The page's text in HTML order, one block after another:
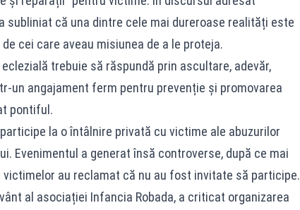
subliniat că una dintre cele mai dureroase realități este
cei care aveau misiunea de a le proteja.
trebuie să răspundă prin ascultare, adevăr,
un angajament ferm pentru prevenție și promovarea
pontiful.
la o întâlnire privată cu victime ale abuzurilor
Evenimentul a generat însă controverse, după ce mai
au reclamat că nu au fost invitate să participe.
al asociației Infancia Robada, a criticat organizarea